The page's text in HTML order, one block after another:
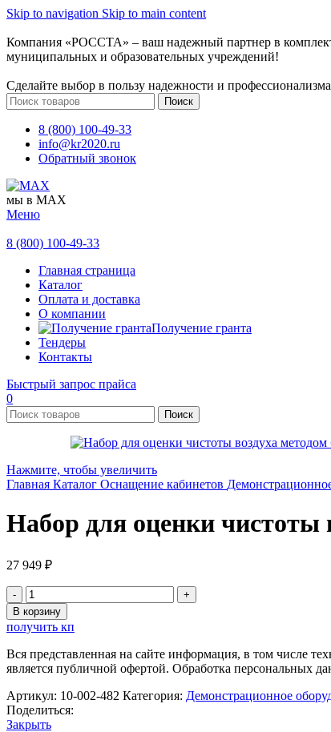
Skip to navigation Skip to main content
Компания «РОССТА» – ваш надежный партнер в
муниципальных и образовательных учреждений!
Сделайте выбор в пользу надежности и
Поиск
8 (800) 100-49-33
info@kr2020.ru
Обратный звонок
мы в MAX
Меню
8 (800) 100-49-33
Главная страница
Каталог
Оплата и доставка
О компании
Получение гранта
Тендеры
Контакты
Быстрый запрос прайса
0
Поиск
Нажмите, чтобы увеличить
Главная Каталог Оснащение кабинетов
Набор для оценки чистоты
27 949 ₽
Количество
товара
Набор
для
оценки
чистоты
воздуха
методом
биоиндикации
Строникум
В корзину
получить кп
Вся представленная на сайте информация, в том числе
является публичной офертой. Обработка персональных
Артикул: 10-002-482 Категория: Демонстрационное
Поделиться:
Закрыть